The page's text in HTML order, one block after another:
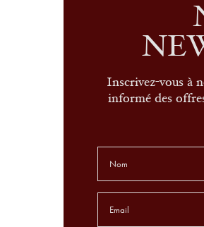
Inscrivez-vous à
informé des